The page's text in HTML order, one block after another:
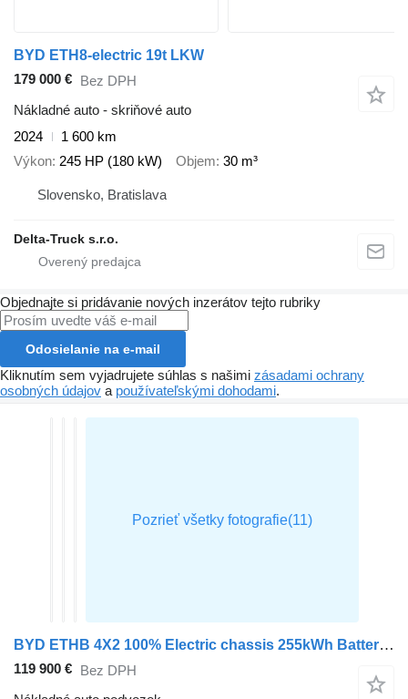
BYD ETH8-electric 19t LKW
179 000 € Bez DPH
Nákladné auto - skriňové auto
2024
1 600 km
Výkon 245 HP (180 kW) Objem 30 m³
Slovensko, Bratislava
Delta-Truck s.r.o.
Objednajte si pridávanie nových inzerátov tejto rubriky
Odosielanie na e-mail
Kliknutím sem vyjadrujete súhlas s našimi zásadami ochrany
osobných údajov a používateľskými dohodami.
BYD ETHB 4X2 100% Electric chassis 255kWh Battery 200km WLTP range
119 900 € Bez DPH